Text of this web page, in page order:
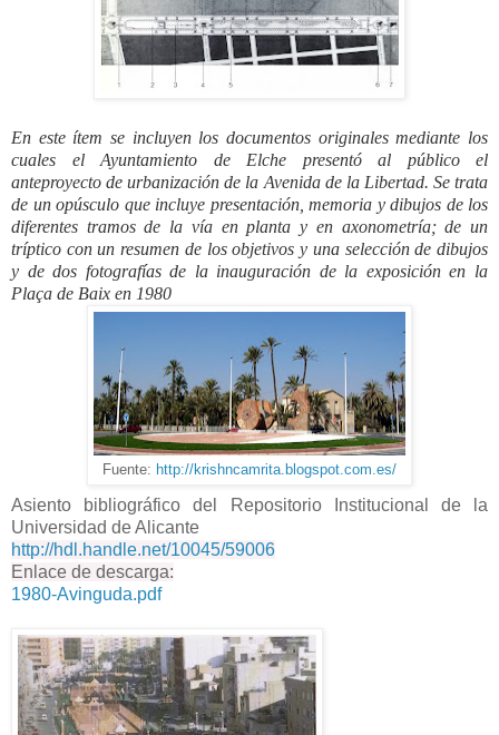
En este ítem se incluyen los documentos originales mediante los
cuales el Ayuntamiento de Elche presentó al público el
anteproyecto de urbanización de la Avenida de la Libertad. Se trata
de un opúsculo que incluye presentación, memoria y dibujos de los
diferentes tramos de la vía en planta y en axonometría; de un
tríptico con un resumen de los objetivos y una selección de dibujos
y de dos fotografías de la inauguración de la exposición en la
Plaça de Baix en 1980
Fuente: http://krishncamrita.blogspot.com.es/
Asiento bibliográfico del Repositorio Institucional de la
Universidad de Alicante
http://hdl.handle.net/10045/59006
Enlace de descarga:
1980-Avinguda.pdf